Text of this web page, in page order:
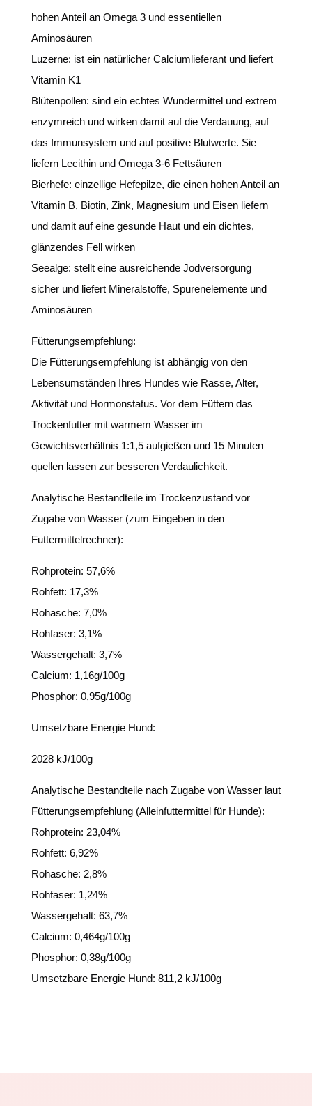
hohen Anteil an Omega 3 und essentiellen
Aminosäuren
Luzerne: ist ein natürlicher Calciumlieferant und liefert
Vitamin K1
Blütenpollen: sind ein echtes Wundermittel und extrem
enzymreich und wirken damit auf die Verdauung, auf
das Immunsystem und auf positive Blutwerte. Sie
liefern Lecithin und Omega 3-6 Fettsäuren
Bierhefe: einzellige Hefepilze, die einen hohen Anteil an
Vitamin B, Biotin, Zink, Magnesium und Eisen liefern
und damit auf eine gesunde Haut und ein dichtes,
glänzendes Fell wirken
Seealge: stellt eine ausreichende Jodversorgung
sicher und liefert Mineralstoffe, Spurenelemente und
Aminosäuren
Fütterungsempfehlung:
Die Fütterungsempfehlung ist abhängig von den
Lebensumständen Ihres Hundes wie Rasse, Alter,
Aktivität und Hormonstatus. Vor dem Füttern das
Trockenfutter mit warmem Wasser im
Gewichtsverhältnis 1:1,5 aufgießen und 15 Minuten
quellen lassen zur besseren Verdaulichkeit.
Analytische Bestandteile im Trockenzustand vor
Zugabe von Wasser (zum Eingeben in den
Futtermittelrechner):
Rohprotein: 57,6%
Rohfett: 17,3%
Rohasche: 7,0%
Rohfaser: 3,1%
Wassergehalt: 3,7%
Calcium: 1,16g/100g
Phosphor: 0,95g/100g
Umsetzbare Energie Hund:
2028 kJ/100g
Analytische Bestandteile nach Zugabe von Wasser laut
Fütterungsempfehlung (Alleinfuttermittel für Hunde):
Rohprotein: 23,04%
Rohfett: 6,92%
Rohasche: 2,8%
Rohfaser: 1,24%
Wassergehalt: 63,7%
Calcium: 0,464g/100g
Phosphor: 0,38g/100g
Umsetzbare Energie Hund: 811,2 kJ/100g